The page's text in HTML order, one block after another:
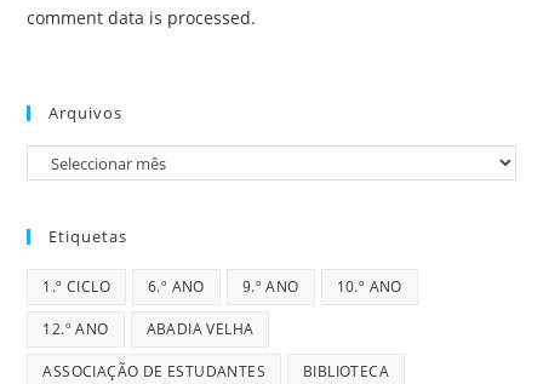
comment data is processed.
Arquivos
Arquivos
Etiquetas
1.º CICLO 6.º ANO 9.º ANO 10.º ANO
12.º ANO ABADIA VELHA
ASSOCIAÇÃO DE ESTUDANTES BIBLIOTECA